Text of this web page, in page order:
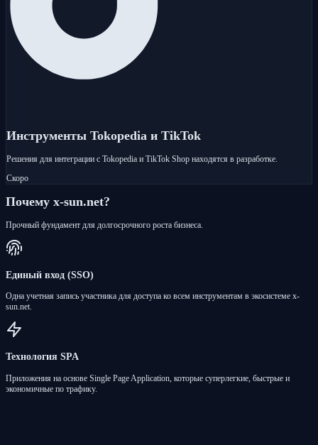
Инструменты Tokopedia и TikTok
Решения для интеграции с Tokopedia и TikTok Shop находятся в разработке.
Скоро
Почему x-sun.net?
Прочный фундамент для долгосрочного роста бизнеса.
Единый вход (SSO)
Одна учетная запись участника для доступа ко всем инструментам в экосистеме x-
sun.net.
Технология SPA
Приложения на основе Single Page Application, которые суперлегкие, быстрые и
экономичные по трафику.